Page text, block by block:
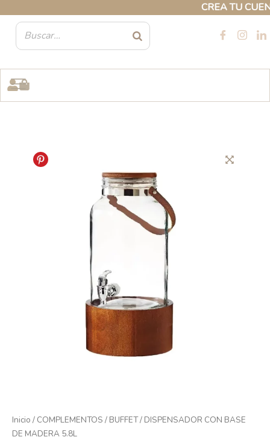
CREA TU
contenido
Inicio / COMPLEMENTOS / BUFFET/ DISPENSADOR CON BASE
DE MADERA 5.8L